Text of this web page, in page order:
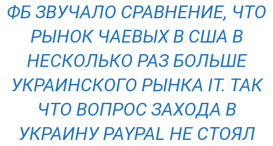
ФБ ЗВУЧАЛО СРАВНЕНИЕ, ЧТО
РЫНОК ЧАЕВЫХ В США В
НЕСКОЛЬКО РАЗ БОЛЬШЕ
УКРАИНСКОГО РЫНКА IТ. ТАК
ЧТО ВОПРОС ЗАХОДА В
УКРАИНУ PAYPAL НЕ СТОЯЛ